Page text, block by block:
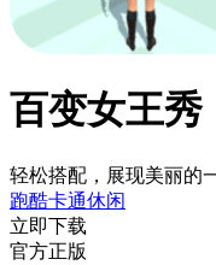
百变女王秀
轻松搭配，展现美丽的
跑酷卡通休闲
立即下载
官方正版